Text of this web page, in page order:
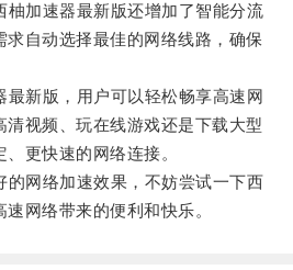
加速器最新版还增加了智能分流
求自动选择最佳的网络线路，确保
新版，用户可以轻松畅享高速网
清视频、玩在线游戏还是下载大型
更快速的网络连接。
网络加速效果，不妨尝试一下西
网络带来的便利和快乐。